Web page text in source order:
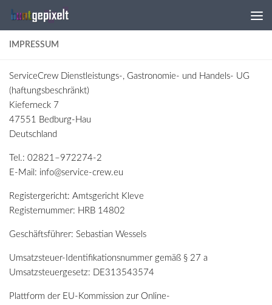
Zum Inhalt springen
IMPRESSUM
ServiceCrew Dienstleistungs-, Gastronomie- und Handels- UG
(haftungsbeschränkt)
Kieferneck 7
47551 Bedburg-Hau
Deutschland
Tel.: 02821–972274-2
E-Mail: info@service-crew.eu
Registergericht: Amtsgericht Kleve
Registernummer: HRB 14802
Geschäftsführer: Sebastian Wessels
Umsatzsteuer-Identifikationsnummer gemäß § 27 a
Umsatzsteuergesetz: DE313543574
Plattform der EU-Kommission zur Online-